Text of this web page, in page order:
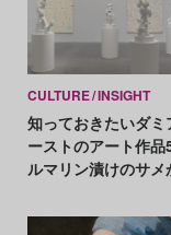
CULTURE INSIGHT
知っておきたいダミ
ーストのアート作品
ルマリン漬けのサメ